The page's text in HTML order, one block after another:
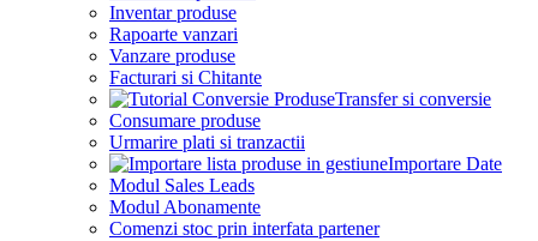
Inventar produse
Rapoarte vanzari
Vanzare produse
Facturari si Chitante
Transfer si conversie
Consumare produse
Urmarire plati si tranzactii
Importare Date
Modul Sales Leads
Modul Abonamente
Comenzi stoc prin interfata partener